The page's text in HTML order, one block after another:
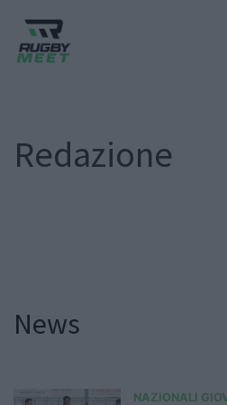
Redazione
News
NAZIONALI